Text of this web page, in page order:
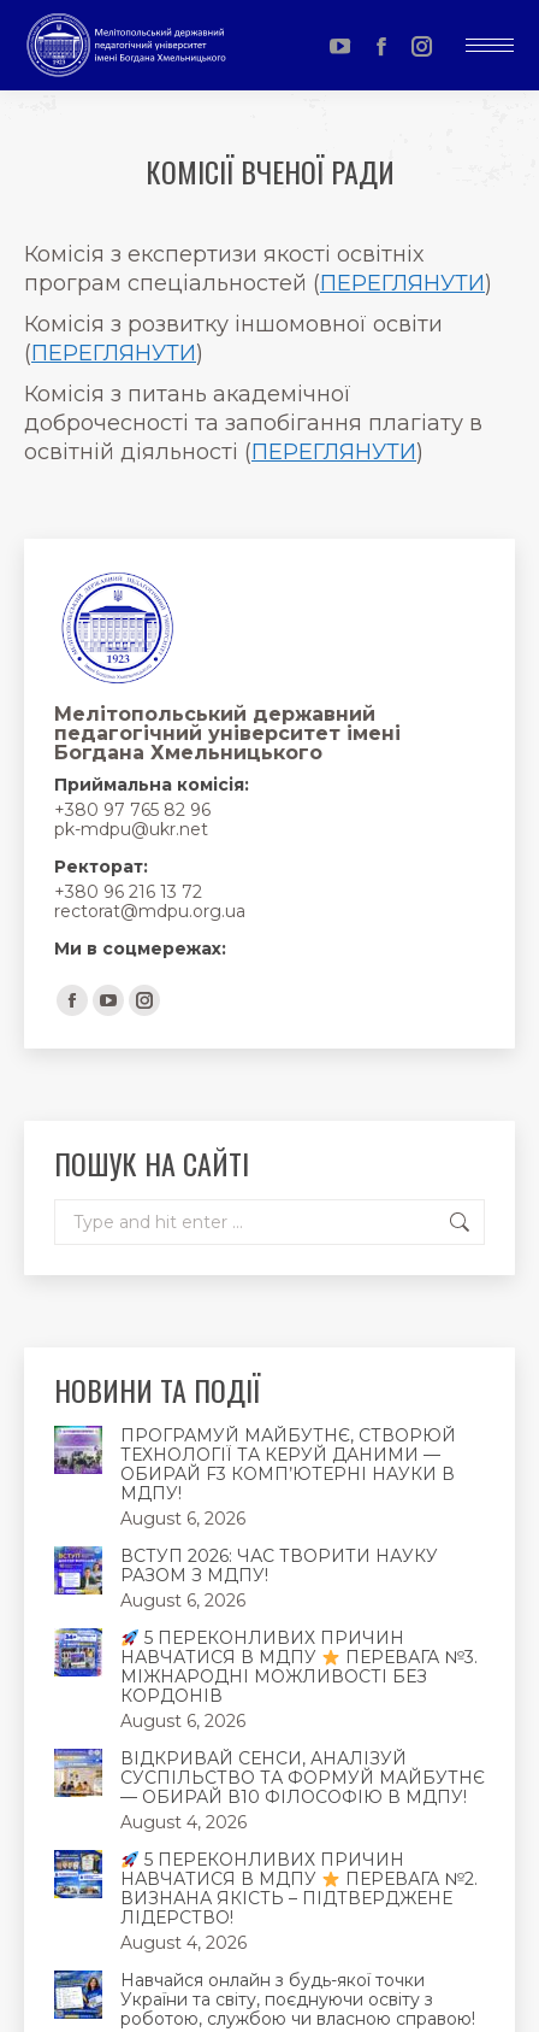
YouTube
page
in
window
Facebook
page
in
window
Instagram
page
КОМІСІЇ ВЧЕНОЇ РАДИ
Комісія з експертизи якості освітніх
програм спеціальностей (ПЕРЕГЛЯНУТИ)
Комісія з розвитку іншомовної освіти
(ПЕРЕГЛЯНУТИ)
Комісія з питань академічної
доброчесності та запобігання плагіату в
освітній діяльності (ПЕРЕГЛЯНУТИ)
Мелітопольський державний
педагогічний університет імені
Богдана Хмельницького
Приймальна комісія:
+380 97 765 82 96
pk-mdpu@ukr.net
Ректорат:
+380 96 216 13 72
rectorat@mdpu.org.ua
Ми в соцмережах:
Find us on:
Facebook
page
window
YouTube
page
window
Instagram
page
window
ПОШУК НА САЙТІ
НОВИНИ ТА ПОДІЇ
ПРОГРАМУЙ МАЙБУТНЄ, СТВОРЮЙ
ТЕХНОЛОГІЇ ТА КЕРУЙ ДАНИМИ —
ОБИРАЙ F3 КОМП’ЮТЕРНІ НАУКИ В
МДПУ!
August 6, 2026
ВСТУП 2026: ЧАС ТВОРИТИ НАУКУ
РАЗОМ З МДПУ!
August 6, 2026
5 ПЕРЕКОНЛИВИХ ПРИЧИН
НАВЧАТИСЯ В МДПУ
ПЕРЕВАГА №3.
МІЖНАРОДНІ МОЖЛИВОСТІ БЕЗ
КОРДОНІВ
August 6, 2026
ВІДКРИВАЙ СЕНСИ, АНАЛІЗУЙ
СУСПІЛЬСТВО ТА ФОРМУЙ МАЙБУТНЄ
— ОБИРАЙ В10 ФІЛОСОФІЮ В МДПУ!
August 4, 2026
5 ПЕРЕКОНЛИВИХ ПРИЧИН
НАВЧАТИСЯ В МДПУ
ПЕРЕВАГА №2.
ВИЗНАНА ЯКІСТЬ – ПІДТВЕРДЖЕНЕ
ЛІДЕРСТВО!
August 4, 2026
Навчайся онлайн з будь-якої точки
України та світу, поєднуючи освіту з
роботою, службою чи власною справою!